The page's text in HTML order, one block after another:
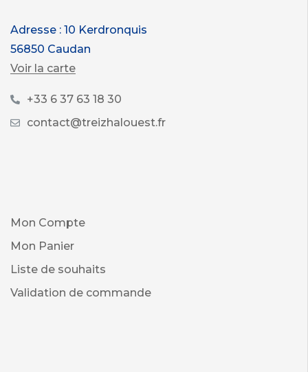
Adresse : 10 Kerdronquis
56850 Caudan
Voir la carte
+33 6 37 63 18 30
contact@treizhalouest.fr
Mon Compte
Mon Panier
Liste de souhaits
Validation de commande